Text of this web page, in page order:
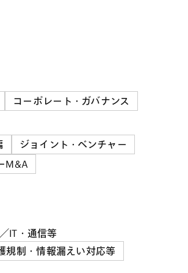
コーポレート・ガバナンス
ジョイント・ベンチャー
M&A
IT・通信等
規制・情報漏えい対応等